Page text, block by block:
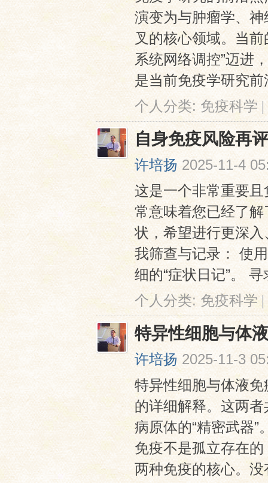
演变为与肿瘤学、
叉的核心领域。当
系统网络调控”迈进
是当前免疫学研究
个人分类: 免疫科学 |
自身免疫风险再
许培扬 2025-11-4
这是一个非常重要且
常意味着您已经了
状，希望进行更深入
我筛查与记录： 使
细的“症状日记”。
个人分类: 免疫科学 |
特异性细胞与体
许培扬 2025-11-3
特异性细胞与体液
的详细解释。这两
病原体的“精密武器
免疫不是孤立存在
两种免疫的核心。